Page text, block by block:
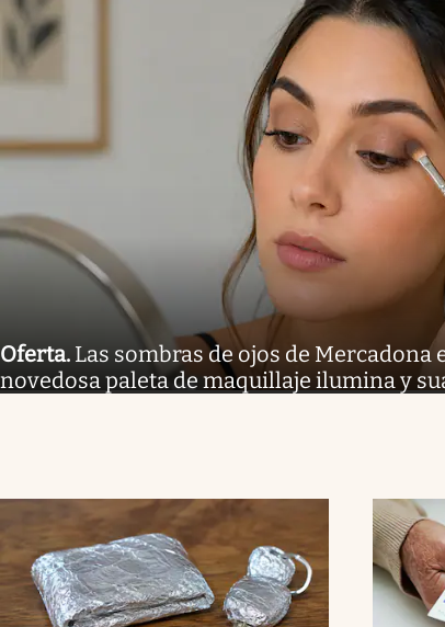
Oferta. Las sombras de ojos de Mercadona
novedosa paleta de maquillaje ilumina y